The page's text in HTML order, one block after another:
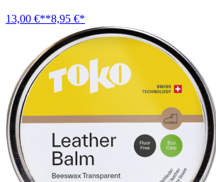
13,00 €**8,95 €*